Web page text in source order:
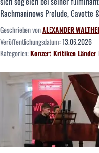
Rachmaninows Prelude, Gavotte
Geschrieben vonALEXANDER
Veröffentlichungsdatum:13.06.2026
Kategorien:KonzertKritikenLänder